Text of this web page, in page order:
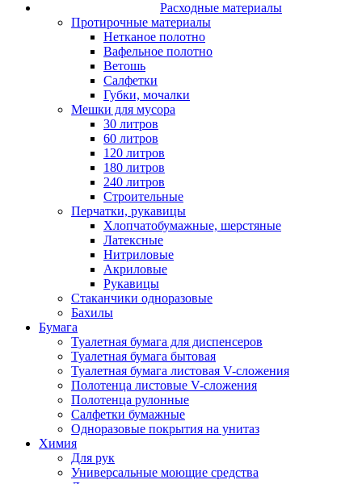
Расходные материалы
Протирочные материалы
Нетканое полотно
Вафельное полотно
Ветошь
Салфетки
Губки, мочалки
Мешки для мусора
30 литров
60 литров
120 литров
180 литров
240 литров
Строительные
Перчатки, рукавицы
Хлопчатобумажные, шерстяные
Латексные
Нитриловые
Акриловые
Рукавицы
Стаканчики одноразовые
Бахилы
Бумага
Туалетная бумага для диспенсеров
Туалетная бумага бытовая
Туалетная бумага листовая V-сложения
Полотенца листовые V-сложения
Полотенца рулонные
Салфетки бумажные
Одноразовые покрытия на унитаз
Химия
Для рук
Универсальные моющие средства